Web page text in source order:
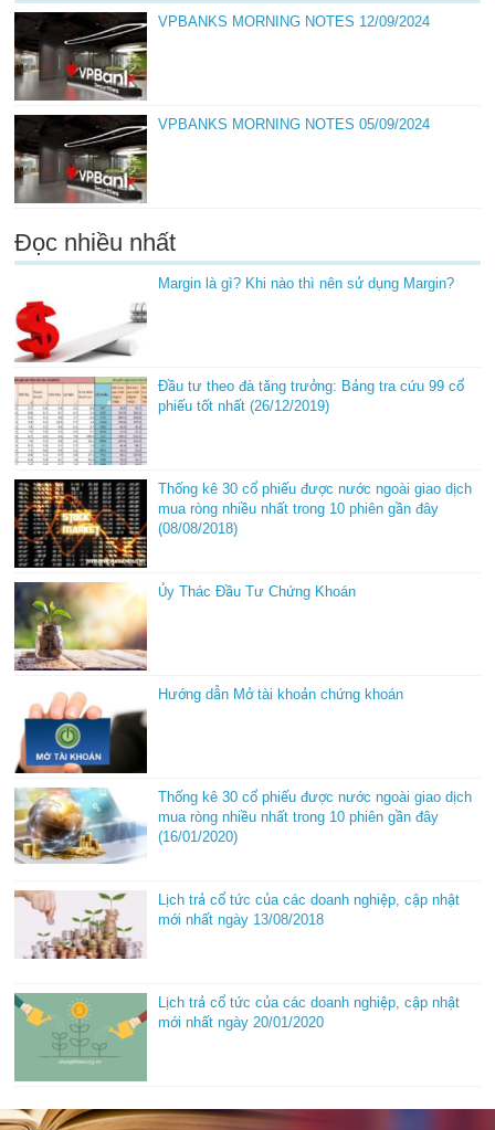
VPBANKS MORNING NOTES 12/09/2024
VPBANKS MORNING NOTES 05/09/2024
Đọc nhiều nhất
Margin là gì? Khi nào thì nên sử dụng Margin?
Đầu tư theo đà tăng trưởng: Bảng tra cứu 99 cổ
phiếu tốt nhất (26/12/2019)
Thống kê 30 cổ phiếu được nước ngoài giao dịch
mua ròng nhiều nhất trong 10 phiên gần đây
(08/08/2018)
Ủy Thác Đầu Tư Chứng Khoán
Hướng dẫn Mở tài khoản chứng khoán
Thống kê 30 cổ phiếu được nước ngoài giao dịch
mua ròng nhiều nhất trong 10 phiên gần đây
(16/01/2020)
Lịch trả cổ tức của các doanh nghiệp, cập nhật
mới nhất ngày 13/08/2018
Lịch trả cổ tức của các doanh nghiệp, cập nhật
mới nhất ngày 20/01/2020